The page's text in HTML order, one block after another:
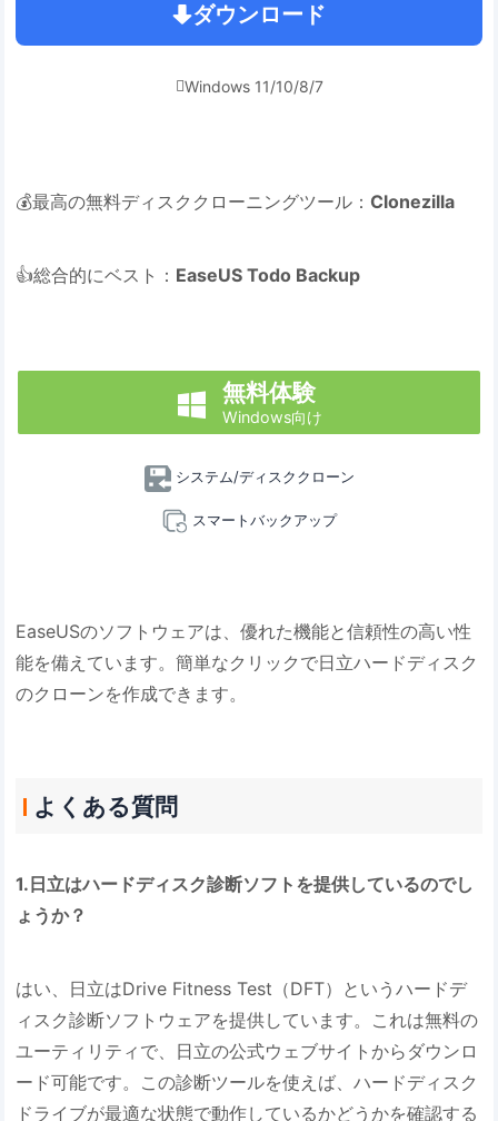
ダウンロード
Windows 11/10/8/7
💰最高の無料ディスククローニングツール：Clonezilla
👍総合的にベスト： EaseUS Todo Backup
 無料体験
Windows向け
システム/ディスククローン
スマートバックアップ
EaseUSのソフトウェアは、優れた機能と信頼性の高い性
能を備えています。簡単なクリックで日立ハードディスク
のクローンを作成できます。
よくある質問
1.日立はハードディスク診断ソフトを提供しているのでし
ょうか？
はい、日立はDrive Fitness Test（DFT）というハードデ
ィスク診断ソフトウェアを提供しています。これは無料の
ユーティリティで、日立の公式ウェブサイトからダウンロ
ード可能です。この診断ツールを使えば、ハードディスク
ドライブが最適な状態で動作しているかどうかを確認する